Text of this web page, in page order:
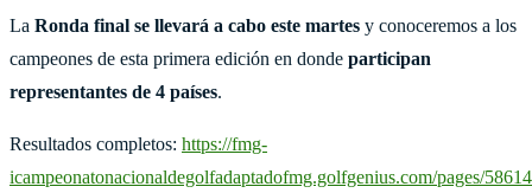
La Ronda final se llevará a cabo este martes y conoceremos a los
campeones de esta primera edición en donde participan
representantes de 4 países.
Resultados completos: https://fmg-
icampeonatonacionaldegolfadaptadofmg.golfgenius.com/pages/